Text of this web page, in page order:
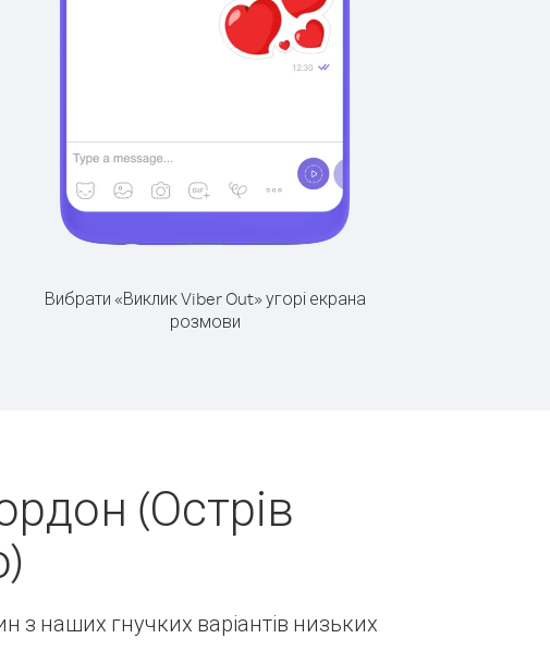
Вибрати «Виклик Viber Out» угорі екрана
розмови
(Острів
з наших гнучких варіантів низьких